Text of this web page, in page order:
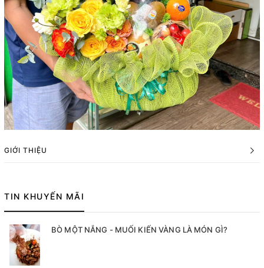
GIỚI THIỆU
TIN KHUYẾN MÃI
BÒ MỘT NẮNG - MUỐI KIẾN VÀNG LÀ MÓN GÌ?